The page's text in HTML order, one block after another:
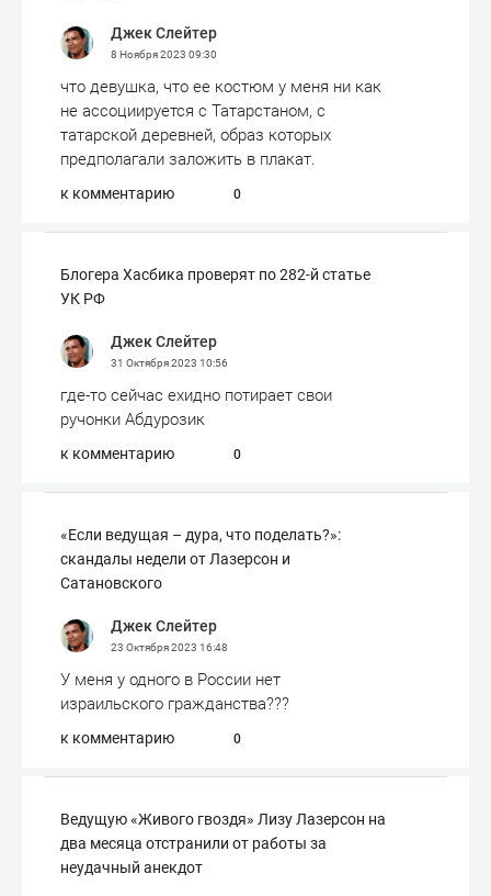
Джек Слейтер
8 Ноября 2023 09:30
что девушка, что ее костюм у меня ни как
не ассоциируется с Татарстаном, с
татарской деревней, образ которых
предполагали заложить в плакат.
к комментарию 0
Блогера Хасбика проверят по 282-й статье
УК РФ
Джек Слейтер
31 Октября 2023 10:56
где-то сейчас ехидно потирает свои
ручонки Абдурозик
к комментарию 0
«Если ведущая – дура, что поделать?»:
скандалы недели от Лазерсон и
Сатановского
Джек Слейтер
23 Октября 2023 16:48
У меня у одного в России нет
израильского гражданства???
к комментарию 0
Ведущую «Живого гвоздя» Лизу Лазерсон на
два месяца отстранили от работы за
неудачный анекдот